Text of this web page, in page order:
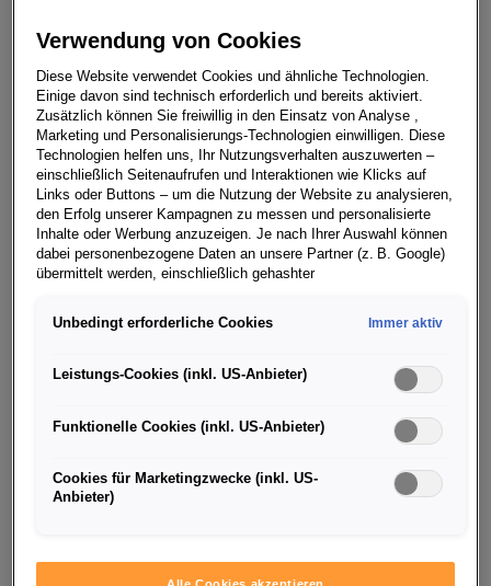
- Netto-Cashflow im Konzernbereich
Automobile auf 10,7 Milliarden Euro mehr als
verdoppelt, gestützt durch einen starken
Abbau von Vorratsbeständen zum Ende des
Jahres
- Nettoliquidität des Konzernbereichs
Automobile liegt zum Jahresende mit 40,3
Dividendenausschüttungen von rund 11
Milliarden Euro – weiter auf robustem Niveau
sagte: „2023 war mit Blick auf unsere
Neuausrichtung ein wichtiges Jahr für die
Volkswagen Group. Im vergangenen Jahr
Programms sowie der Performance-
Verwendung von Cookies
Diese Website verwendet Cookies und ähnliche Technologien.
Einige davon sind technisch erforderlich und bereits aktiviert.
Zusätzlich können Sie freiwillig in den Einsatz von Analyse ,
Marketing und Personalisierungs-Technologien einwilligen. Diese
Technologien helfen uns, Ihr Nutzungsverhalten auszuwerten –
einschließlich Seitenaufrufen und Interaktionen wie Klicks auf
Links oder Buttons – um die Nutzung der Website zu analysieren,
den Erfolg unserer Kampagnen zu messen und personalisierte
Inhalte oder Werbung anzuzeigen. Je nach Ihrer Auswahl können
dabei personenbezogene Daten an unsere Partner (z. B. Google)
übermittelt werden, einschließlich gehashter
(z. B. E Mail Adresse oder Telefonnummer).
Dienste der Google Ireland Ltd., die personenbezogene Daten an
die Google LLC in den USA weiterleiten kann. In den USA besteht
und eingeschränkte Rechtsschutzmöglichkeiten können nicht
von Standardvertragsklauseln der Europäischen Kommission.
Unbedingt erforderliche Cookies Immer aktiv
Leistungs-Cookies (inkl. US-Anbieter)
Funktionelle Cookies (inkl. US-Anbieter)
Cookies für Marketingzwecke (inkl. US-
Anbieter)
Alle Cookies akzeptieren